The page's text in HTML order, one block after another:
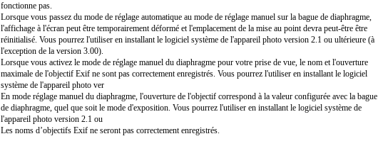
fonctionne pas.
Lorsque vous passez du mode de réglage automatique au mode de réglage manuel sur la bague de diaphragme,
l'affichage à l'écran peut être temporairement déformé et l'emplacement de la mise au point devra peut-être être
réinitialisé. Vous pourrez l'utiliser en installant le logiciel système de l'appareil photo version 2.1 ou ultérieure (à
l'exception de la version 3.00).
Lorsque vous activez le mode de réglage manuel du diaphragme pour votre prise de vue, le nom et l'ouverture
maximale de l'objectif Exif ne sont pas correctement enregistrés. Vous pourrez l'utiliser en installant le logiciel
système de l'appareil photo ver
En mode réglage manuel du diaphragme, l'ouverture de l'objectif correspond à la valeur configurée avec la bague
de diaphragme, quel que soit le mode d'exposition. Vous pourrez l'utiliser en installant le logiciel système de
l'appareil photo version 2.1 ou
Les noms d’objectifs Exif ne seront pas correctement enregistrés.